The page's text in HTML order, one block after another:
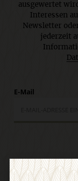
ausgewertet
Interessen
Newsletter
jederzeit
E-Mail